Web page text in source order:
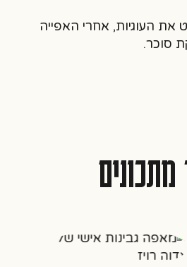
העוגיות, אחרי האפייה
סוכר.